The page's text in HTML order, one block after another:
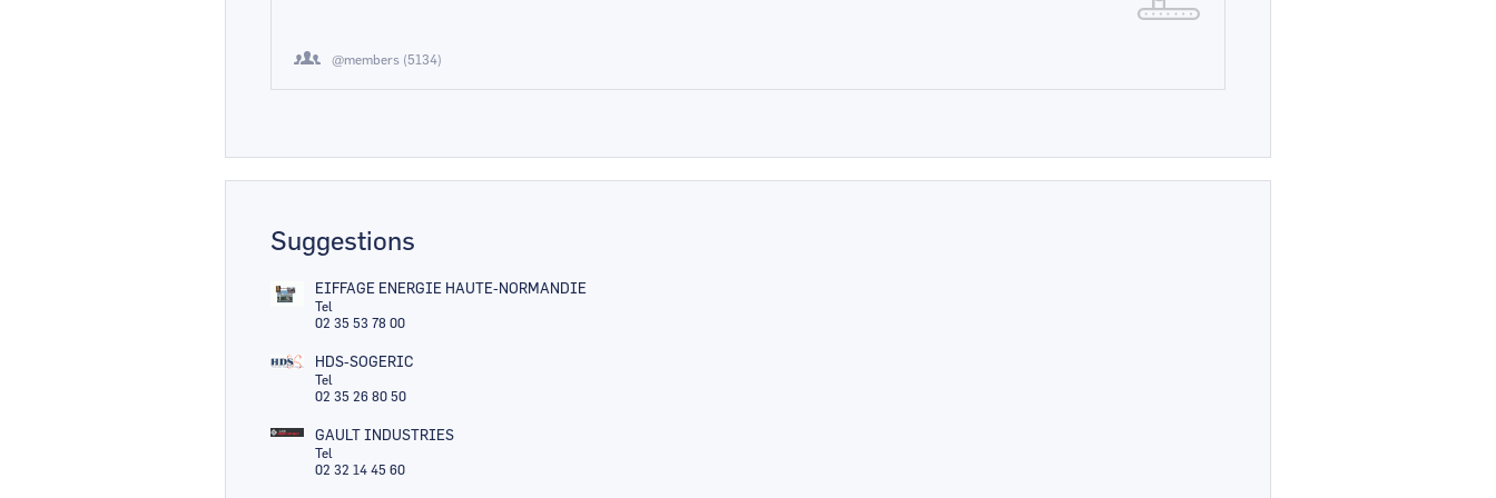
@members (5134)
Suggestions
EIFFAGE ENERGIE HAUTE-NORMANDIE
Tel
02 35 53 78 00
HDS-SOGERIC
Tel
02 35 26 80 50
GAULT INDUSTRIES
Tel
02 32 14 45 60